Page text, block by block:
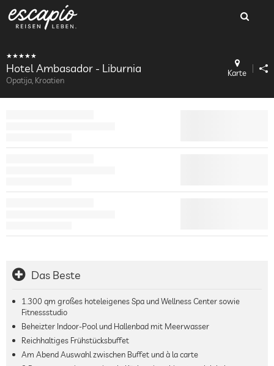
Hotel Ambasador - Liburnia
Opatija, Kroatien
Karte
Das Beste
1.300 qm großes hoteleigenes Spa und Wellness Center sowie
Fitnessstudio
Beheizter Indoor-Pool und Hallenbad mit Meerwasser
Reichhaltiges Frühstücksbuffet
Am Abend Auswahl zwischen Buffet und à la carte